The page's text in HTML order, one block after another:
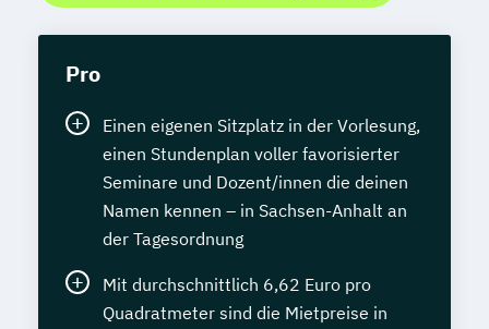
Pro
Einen eigenen Sitzplatz in der Vorlesung,
einen Stundenplan voller favorisierter
Seminare und Dozent/innen die deinen
Namen kennen – in Sachsen-Anhalt an
der Tagesordnung
Mit durchschnittlich 6,62 Euro pro
Quadratmeter sind die Mietpreise in